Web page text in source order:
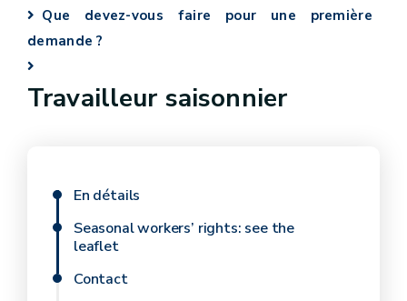
Que devez-vous faire pour une première
demande ?
Travailleur saisonnier
En détails
Seasonal workers’ rights: see the
leaflet
Contact